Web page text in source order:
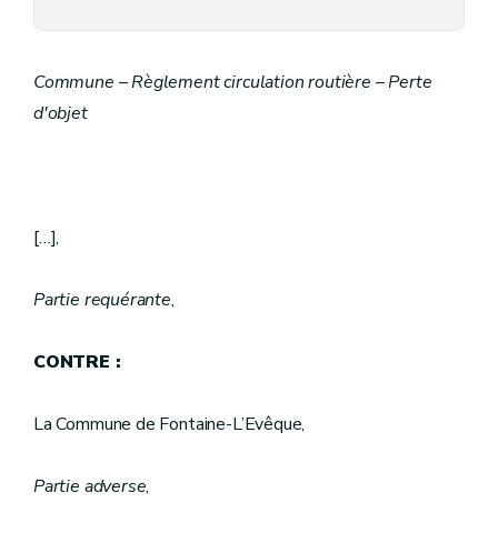
Commune – Règlement circulation routière – Perte
d'objet
[…],
Partie requérante,
CONTRE :
La Commune de Fontaine-L’Evêque,
Partie adverse,